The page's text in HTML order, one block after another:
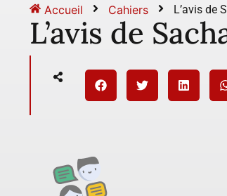
Accueil Cahiers L’avis de
L’avis de